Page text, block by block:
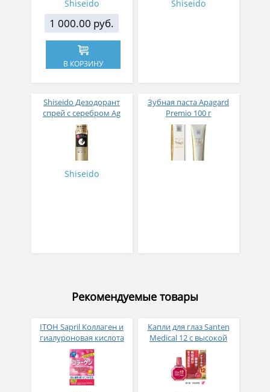
Shiseido
1 000.00 руб.
В КОРЗИНУ
Shiseido
Shiseido Дезодорант
спрей с серебром Ag
24DEO Premium без
запаха 180 гр
Shiseido
Зубная паста Apagard
Premio 100 г
Рекомендуемые товары
ITOH Sapril Коллаген и
гиалуроновая кислота
со вкусом манго 30
стиков
Капли для глаз Santen
Medical 12 с высокой
концентрацией
активных компонентов
12 мл